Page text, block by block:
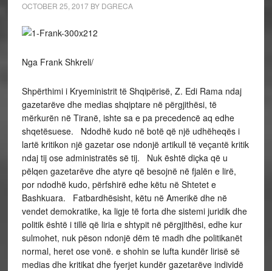
OCTOBER 25, 2017BY DGRECA
Nga Frank Shkreli/
Shpërthimi i Kryeministrit të Shqipërisë, Z. Edi Rama ndaj
gazetarëve dhe medias shqiptare në përgjithësi, të
mërkurën në Tiranë, ishte sa e pa precedencë aq edhe
shqetësuese. Ndodhë kudo në botë që një udhëheqës i
lartë kritikon një gazetar ose ndonjë artikull të veçantë kritik
ndaj tij ose administratës së tij. Nuk është diçka që u
pëlqen gazetarëve dhe atyre që besojnë në fjalën e lirë,
por ndodhë kudo, përfshirë edhe këtu në Shtetet e
Bashkuara. Fatbardhësisht, këtu në Amerikë dhe në
vendet demokratike, ka ligje të forta dhe sistemi juridik dhe
politik është i tillë që liria e shtypit në përgjithësi, edhe kur
sulmohet, nuk pëson ndonjë dëm të madh dhe politikanët
normal, heret ose vonë. e shohin se lufta kundër lirisë së
medias dhe kritikat dhe fyerjet kundër gazetarëve individë